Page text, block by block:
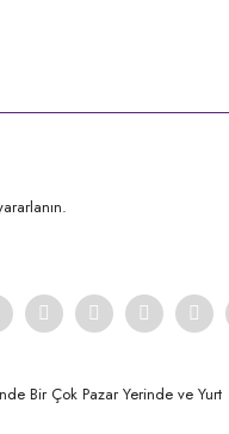
Bir Çok Pazar Yerinde ve Yurt